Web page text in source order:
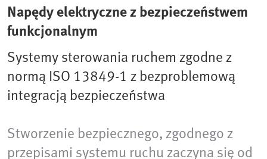
Napędy elektryczne z bezpieczeństwem
funkcjonalnym
Systemy sterowania ruchem zgodne z
normą ISO 13849-1 z bezproblemową
integracją bezpieczeństwa
Stworzenie bezpiecznego, zgodnego z
przepisami systemu ruchu zaczyna się od